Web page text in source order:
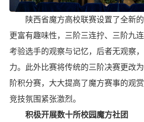
陕西省魔方高校联赛设置了全新
更富有趣味性，三阶三连拧、三阶九
考验选手的观察与记忆，后者无观察
力。此外比赛将传统的三阶决赛更改
阶积分赛，大大提高了魔方赛事的观
竞技氛围紧张激烈。
积极开展数十所校园魔方社团